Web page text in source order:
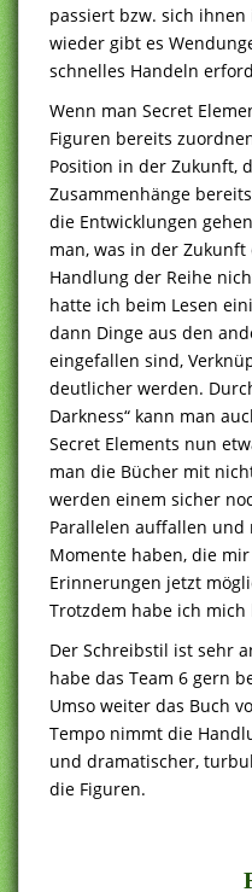
passiert bzw. sich
wieder gibt es
schnelles Handeln
Wenn man Secret
Figuren bereits
Position in der Zukunft,
Zusammenhänge
die Entwicklungen
man, was in der
Handlung der Reihe
hatte ich beim Lesen
dann Dinge aus den
eingefallen sind,
deutlicher werden.
Darkness“ kann man
Secret Elements nun
man die Bücher mit
werden einem sicher
Parallelen auffallen
Momente haben, die
Erinnerungen jetzt
Trotzdem habe ich
Der Schreibstil ist sehr
habe das Team 6 gern
Umso weiter das Buch
Tempo nimmt die
und dramatischer,
die Figuren.